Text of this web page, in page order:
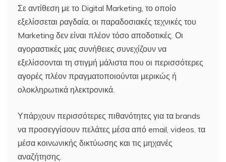
Σε αντίθεση με το Digital Μarketing, το οποίο
εξελίσσεται ραγδαία, οι παραδοσιακές τεχνικές του
Marketing δεν είναι πλέον τόσο αποδοτικές. Οι
αγοραστικές μας συνήθειες συνεχίζουν να
εξελίσσονται τη στιγμή μάλιστα που οι περισσότερες
αγορές πλέον πραγματοποιούνται μερικώς ή
ολοκληρωτικά ηλεκτρονικά.
Υπάρχουν περισσότερες πιθανότητες για τα brands
να προσεγγίσουν πελάτες μέσα από email, videos, τα
μέσα κοινωνικής δικτύωσης και τις μηχανές
αναζήτησης.